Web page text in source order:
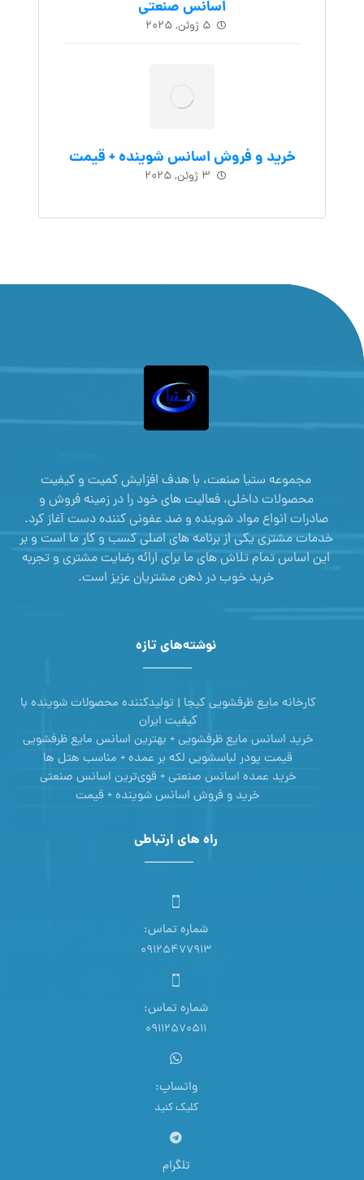
اسانس‌ صنعتی
۵ ژوئن, ۲۰۲۵
خرید و فروش اسانس شوینده + قیمت
۳ ژوئن, ۲۰۲۵
مجموعه ستیا صنعت، با هدف افزایش کمیت و کیفیت
محصولات داخلی، فعالیت های خود را در زمینه فروش و
صادرات انواع مواد شوینده و ضد عفونی کننده دست آغاز کرد.
خدمات مشتری یکی از برنامه های اصلی کسب و کار ما است و بر
این اساس تمام تلاش های ما برای ارائه رضایت مشتری و تجربه
خرید خوب در ذهن مشتریان عزیز است.
نوشته‌های تازه
کارخانه مایع ظرفشویی کیجا | تولیدکننده محصولات شوینده با
کیفیت ایران
خرید اسانس مایع ظرفشویی + بهترین اسانس مایع ظرفشویی
قیمت پودر لباسشویی لکه بر عمده + مناسب هتل ها
خرید عمده اسانس صنعتی + قوی‌ترین اسانس‌ صنعتی
خرید و فروش اسانس شوینده + قیمت
راه های ارتباطی
شماره تماس:
09125477913
شماره تماس:
09112570511
واتساپ:
کلیک کنید
تلگرام